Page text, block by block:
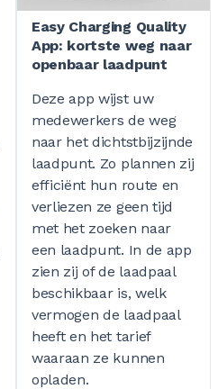
Easy Charging Quality
App: kortste weg naar
openbaar laadpunt
Deze app wijst uw
medewerkers de weg
naar het dichtstbijzijnde
laadpunt. Zo plannen zij
efficiënt hun route en
verliezen ze geen tijd
met het zoeken naar
een laadpunt. In de app
zien zij of de laadpaal
beschikbaar is, welk
vermogen de laadpaal
heeft en het tarief
waaraan ze kunnen
opladen.